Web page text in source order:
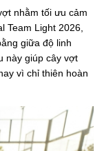
nhằm tối ưu cảm
Team Light 2026,
giữa độ linh
này giúp cây vợt
vì chỉ thiên hoàn